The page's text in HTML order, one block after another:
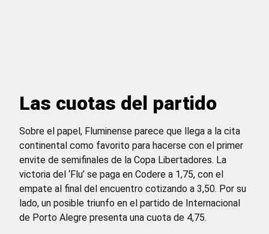
Las cuotas del partido
Sobre el papel, Fluminense parece que llega a la cita
continental como favorito para hacerse con el primer
envite de semifinales de la Copa Libertadores. La
victoria del ‘Flu’ se paga en Codere a 1,75, con el
empate al final del encuentro cotizando a 3,50. Por su
lado, un posible triunfo en el partido de Internacional
de Porto Alegre presenta una cuota de 4,75.